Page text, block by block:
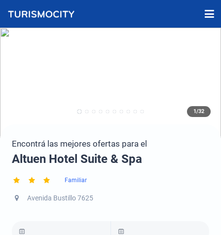
1/32
Encontrá las mejores ofertas para el
Altuen Hotel Suite & Spa
Familiar
Avenida Bustillo 7625